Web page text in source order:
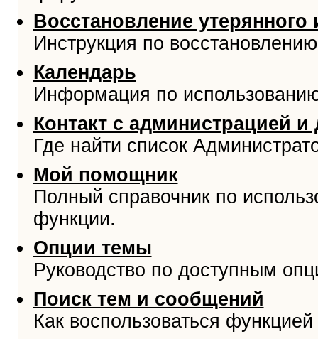
Восстановление
Инструкция по
Календарь
Информация по
Контакт с администрацией
Где найти список
Мой помощник
Полный справочник по
функции.
Опции темы
Руководство по доступным
Поиск тем и сообщений
Как воспользоваться